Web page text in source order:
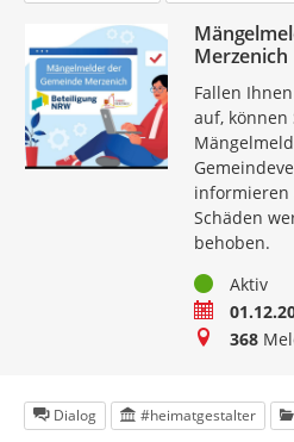
Merzenich
Fallen
auf, können
informieren
Schäden
behoben.
StatusAktiv
Zeitraum
Meldungen
368
Dialog #heimatgestalter